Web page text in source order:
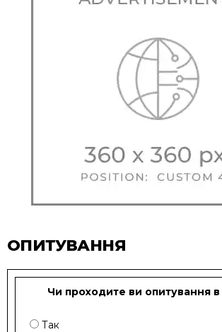
ОПИТУВАННЯ
Чи проходите ви опитування
Так